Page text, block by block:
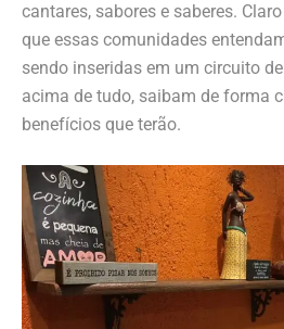
cantares, sabores e saberes.
que essas comunidades
sendo inseridas em um circuito
acima de tudo, saibam de forma
benefícios que terão.